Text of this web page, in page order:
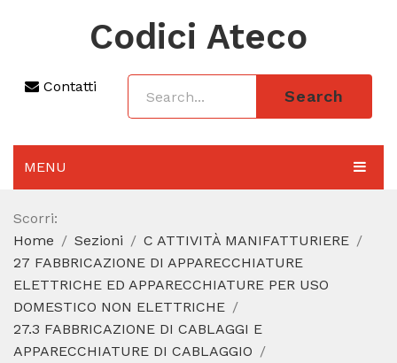
Codici Ateco
Contatti
Search
MENU
AGGIORNAMENTO 2025
SEZIONI
CODICE ATECO A COSA SERVE
CODICE FISCALE
Scorri:
Home
Sezioni
C ATTIVITÀ MANIFATTURIERE
27 FABBRICAZIONE DI APPARECCHIATURE
ELETTRICHE ED APPARECCHIATURE PER USO
DOMESTICO NON ELETTRICHE
27.3 FABBRICAZIONE DI CABLAGGI E
APPARECCHIATURE DI CABLAGGIO